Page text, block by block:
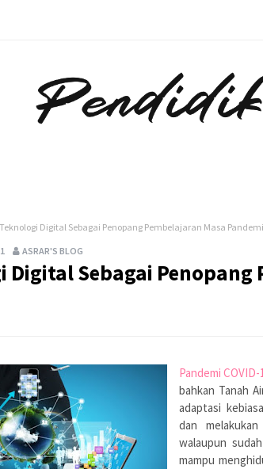
Teknologi Digital Sebagai Penopang Pembelajaran Masa Pandemi
ASRAR'S BLOG
Digital Sebagai Penopang
Pandemi COVID-
bahkan Tanah
adaptasi
dan
walaupun
mampu